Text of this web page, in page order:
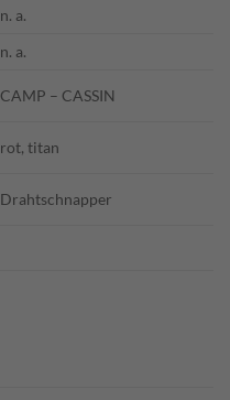
n. a.
n. a.
CAMP – CASSIN
rot, titan
Drahtschnapper